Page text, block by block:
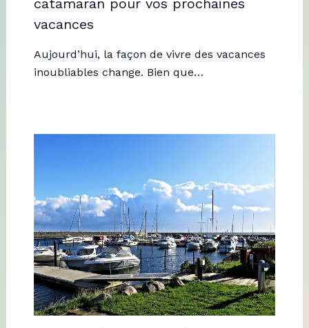
vacances
Aujourd’hui, la façon de vivre des vacances
inoubliables change. Bien que…